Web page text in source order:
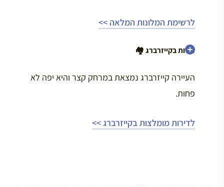
לרשימת המלונות המלאה >>
דירות בקייזרברג🏘️
העיירה קייזרברג נמצאת במרחק קצר והיא יפה לא
פחות.
לדירות מומלצות בקייזרברג >>